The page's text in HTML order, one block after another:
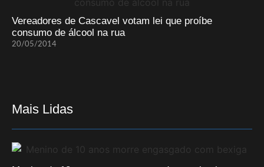
Vereadores de Cascavel votam lei que proíbe
consumo de álcool na rua
20/05/2014
Mais Lidas